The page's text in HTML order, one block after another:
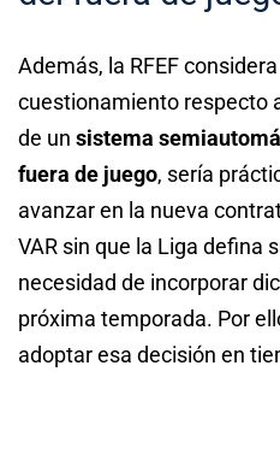
Además, la RFEF
cuestionamiento respecto
de un sistema
fuera de juego, sería
avanzar en la nueva
VAR sin que la Liga defina
necesidad de incorporar
próxima temporada. Por
adoptar esa decisión en